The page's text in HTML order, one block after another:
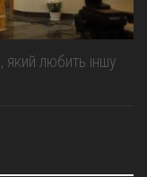
який любить іншу